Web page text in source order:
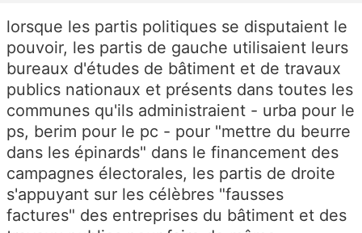
lorsque les partis politiques se disputaient le
pouvoir, les partis de gauche utilisaient leurs
bureaux d'études de bâtiment et de travaux
publics nationaux et présents dans toutes les
communes qu'ils administraient - urba pour le
ps, berim pour le pc - pour "mettre du beurre
dans les épinards" dans le financement des
campagnes électorales, les partis de droite
s'appuyant sur les célèbres "fausses
factures" des entreprises du bâtiment et des